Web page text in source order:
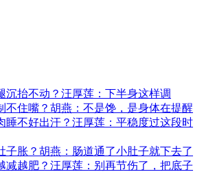
沉抬不动？汪厚莲：下半身这样调
不住嘴？胡燕：不是馋，是身体在提醒
睡不好出汗？汪厚莲：平稳度过这段时
子胀？胡燕：肠道通了小肚子就下去了
减越肥？汪厚莲：别再节伤了，把底子